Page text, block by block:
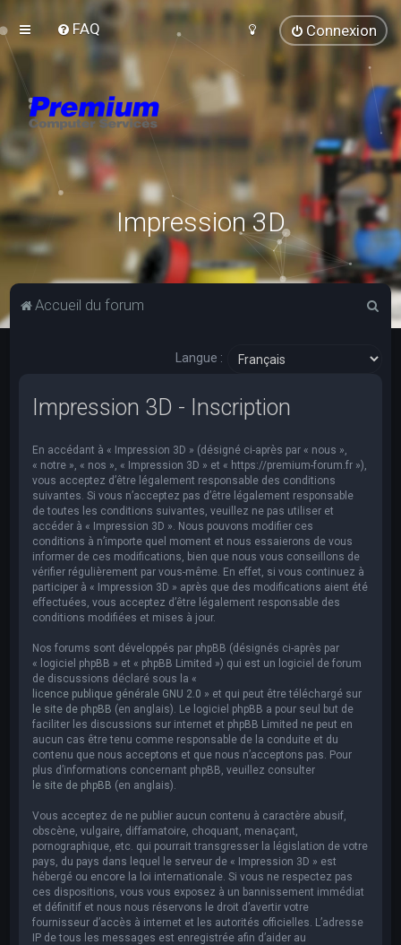
FAQ Connexion
Impression 3D
Accueil du forum
Langue :
Impression 3D - Inscription
En accédant à « Impression 3D » (désigné ci-après par « nous »,
« notre », « nos », « Impression 3D » et « https://premium-forum.fr »),
vous acceptez d’être légalement responsable des conditions
suivantes. Si vous n’acceptez pas d’être légalement responsable
de toutes les conditions suivantes, veuillez ne pas utiliser et
accéder à « Impression 3D ». Nous pouvons modifier ces
conditions à n’importe quel moment et nous essaierons de vous
informer de ces modifications, bien que nous vous conseillons de
vérifier régulièrement par vous-même. En effet, si vous continuez à
participer à « Impression 3D » après que des modifications aient été
effectuées, vous acceptez d’être légalement responsable des
conditions modifiées et mises à jour.
Nos forums sont développés par phpBB (désignés ci-après par
« logiciel phpBB » et « phpBB Limited ») qui est un logiciel de forum
de discussions déclaré sous la «
licence publique générale GNU 2.0 » et qui peut être téléchargé sur
le site de phpBB (en anglais). Le logiciel phpBB a pour seul but de
faciliter les discussions sur internet et phpBB Limited ne peut en
aucun cas être tenu comme responsable de la conduite et du
contenu que nous acceptons et que nous n’acceptons pas. Pour
plus d’informations concernant phpBB, veuillez consulter
le site de phpBB (en anglais).
Vous acceptez de ne publier aucun contenu à caractère abusif,
obscène, vulgaire, diffamatoire, choquant, menaçant,
pornographique, etc. qui pourrait transgresser la législation de votre
pays, du pays dans lequel le serveur de « Impression 3D » est
hébergé ou encore la loi internationale. Si vous ne respectez pas
ces dispositions, vous vous exposez à un bannissement immédiat
et définitif et nous nous réservons le droit d’avertir votre
fournisseur d’accès à internet et les autorités officielles. L’adresse
IP de tous les messages est enregistrée afin d’aider au